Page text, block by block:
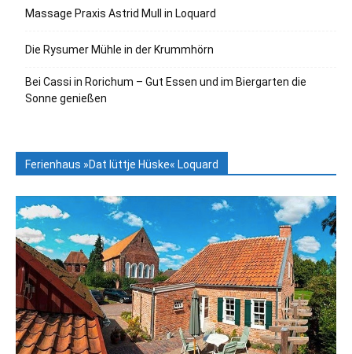
Massage Praxis Astrid Mull in Loquard
Die Rysumer Mühle in der Krummhörn
Bei Cassi in Rorichum – Gut Essen und im Biergarten die
Sonne genießen
Ferienhaus »Dat lüttje Hüske« Loquard